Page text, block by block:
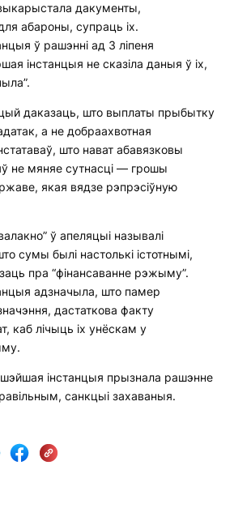
дакументы,
абароны, супраць іх.
ў рашэнні ад 3 ліпеня
інстанцыя не сказіла даныя ў іх,
даказаць, што выплаты прыбытку
а не добраахвотная
што нават абавязковы
не мяняе сутнасці — грошы
якая вядзе рэпрэсіўную
ў апеляцыі называлі
сумы былі настолькі істотнымі,
пра “фінансаванне рэжыму”.
адзначыла, што памер
дастаткова факту
каб лічыць іх унёскам у
інстанцыя прызнала рашэнне
санкцыі захаваныя.